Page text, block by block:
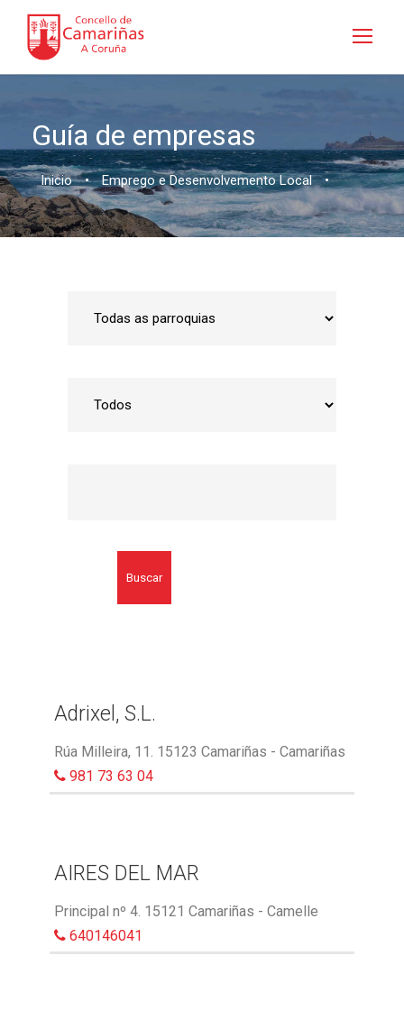
Guía de empresas
Inicio • Emprego e Desenvolvemento Local •
Buscar
Adrixel, S.L.
Rúa Milleira, 11. 15123 Camariñas - Camariñas
981 73 63 04
AIRES DEL MAR
Principal nº 4. 15121 Camariñas - Camelle
640146041